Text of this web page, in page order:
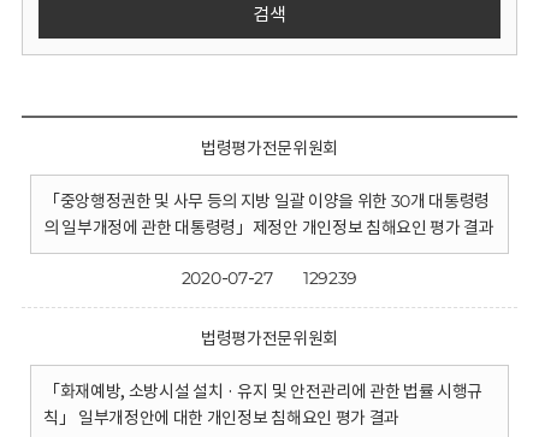
검색
법령평가전문위원회
「중앙행정권한 및 사무 등의 지방 일괄 이양을 위한 30개 대통령령
의 일부개정에 관한 대통령령」제정안 개인정보 침해요인 평가 결과
2020-07-27 129239
법령평가전문위원회
「화재예방, 소방시설 설치 · 유지 및 안전관리에 관한 법률 시행규
칙」 일부개정안에 대한 개인정보 침해요인 평가 결과